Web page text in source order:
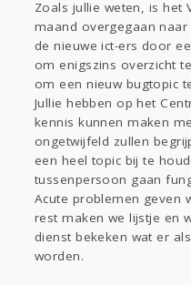
Lezen
Zoals jullie weten, is het
maand overgegaan
de nieuwe ict-ers door
om enigszins overzicht
om een nieuw bugtopic
Jullie hebben op het
kennis kunnen maken
ongetwijfeld zullen
een heel topic bij te
tussenpersoon gaan
Acute problemen geven
rest maken we lijstje en
dienst bekeken wat er
worden.